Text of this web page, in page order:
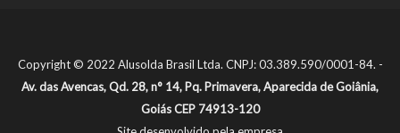
Copyright © 2022 Alusolda Brasil Ltda. CNPJ: 03.389.590/0001-84. -
Av. das Avencas, Qd. 28, n° 14, Pq. Primavera, Aparecida de Goiânia,
Goiás CEP 74913-120